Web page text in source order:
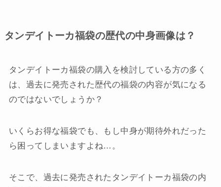
タンデイトーカ福袋の歴代の中身画像は？
タンデイトーカ福袋の購入を検討している方の多く
は、過去に発売された歴代の福袋の内容が気になる
のではないでしょうか？
いくらお得な福袋でも、もし中身が期待外れだった
ら困ってしまいますよね…。
そこで、過去に発売されたタンデイトーカ福袋の内